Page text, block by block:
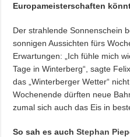
Europameisterschaften
Der strahlende Sonnenschein
sonnigen Aussichten fürs
Erwartungen: „Ich fühle mich
Tage in Winterberg“, sagte
das „Winterberger Wetter“
Wochenende dürften neue
zumal sich auch das Eis in
So sah es auchStephan